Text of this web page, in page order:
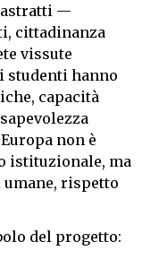
astratti —
cittadinanza
vissute
studenti hanno
capacità
non è
istituzionale, ma
rispetto
del progetto: